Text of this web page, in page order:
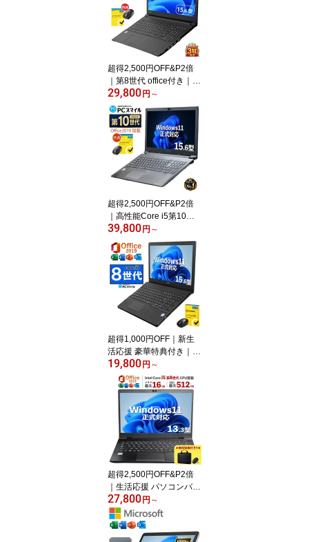
超得2,500円OFF&P2倍
｜第8世代 office付き｜楽
天1位 三冠獲得｜豪華特
典付き｜最大180日保証
｜Core i5 第8世代｜中古
ノートパソコン Window
s11 office付き｜15.6型
テンキー付き｜ノートパ
ソコンWindows11 第8世
代｜ノートパソコン｜パ
ソコン｜PC｜中古PC
29,800 円 ～
超得2,500円OFF&P2倍
｜高性能Core i5第10世
代｜新生活応援 豪華特典
付き｜最大180日保証｜
中古ノートパソコン Win
dows11 office付き ｜中
古ノートパソコン 15.6
テンキー付き｜中古ノー
トパソコン 第10世代｜
ノートパソコン｜PC｜
中古パソコン｜パソコン
｜中古PC
39,800 円 ～
超得1,000円OFF｜新生
活応援 豪華特典付き｜最
新OS対応 第8世代｜最大
180日保証｜Core i3 第8
世代｜中古ノートパソコ
ン Windows11 office付き
｜中古ノートパソコン 1
5.6 テンキー付き｜ノー
トパソコン Microsoft Offi
ce付き｜ノートパソコン
Windows11 第8世代
19,800 円 ～
超得2,500円OFF&P2倍
｜生活応援 パソコンバッ
ク付き｜Windows11正式
対応｜中古 ノートパソコ
ン Windows11 office付 1
3.3型｜Corei5 第8世代｜
27,800 円 ～